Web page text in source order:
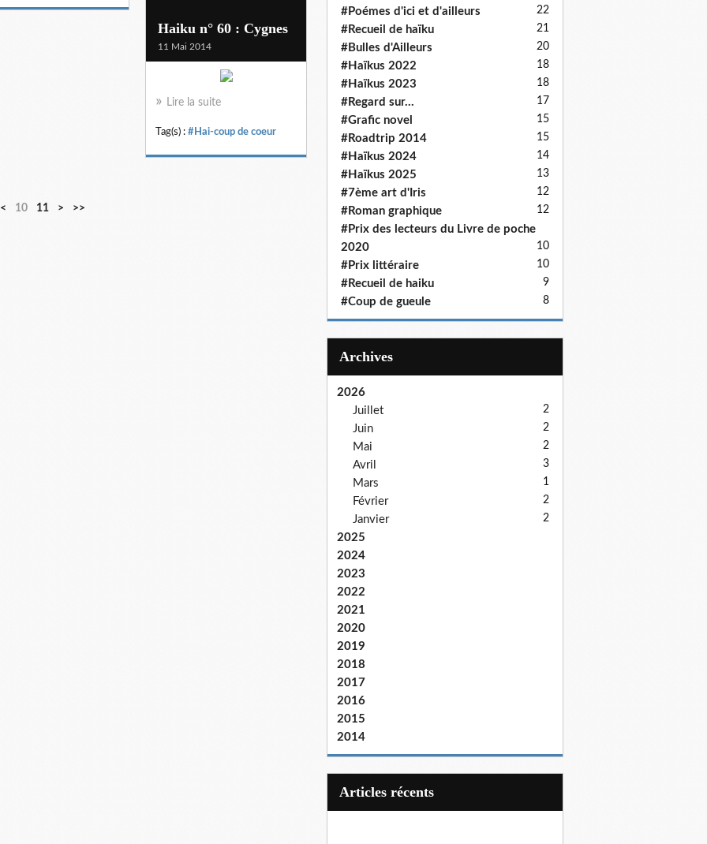
Haiku n° 60 : Cygnes
11 Mai 2014
Lire la suite
Tag(s) : #Hai-coup de coeur
< 10 11 > >>
#Poémes d'ici et d'ailleurs 22
#Recueil de haïku 21
#Bulles d'Ailleurs 20
#Haïkus 2022 18
#Haïkus 2023 18
#Regard sur... 17
#Grafic novel 15
#Roadtrip 2014 15
#Haïkus 2024 14
#Haïkus 2025 13
#7ème art d'Iris 12
#Roman graphique 12
#Prix des lecteurs du Livre de poche
2020
10
#Prix littéraire 10
#Recueil de haiku 9
#Coup de gueule 8
Archives
2026
Juillet
2
Juin 2
Mai 2
Avril 3
Mars 1
Février 2
Janvier 2
2025
2024
2023
2022
2021
2020
2019
2018
2017
2016
2015
2014
articles récents